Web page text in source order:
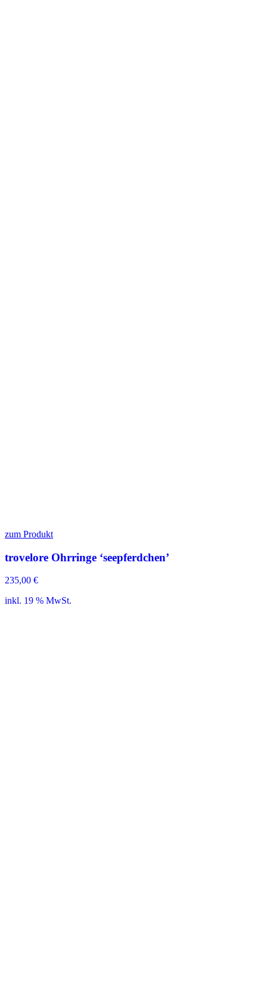
zum Produkt
trovelore Ohrringe ‘seepferdchen’
235,00 €
inkl. 19 % MwSt.